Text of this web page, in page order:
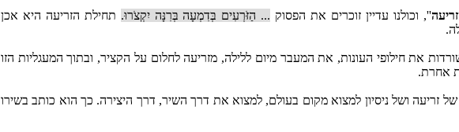
'', וכולנו עדיין זוכרים את הפסוק ... הַזֹּרְעִים בְּדִמְעָה בְּרִנָּה יִקְצֹרוּ. תחילת הזריעה היא אכן
את חילופי העונות, את המעבר מיום ללילה, מזריעה לחלום על הקציר, ובתוך המעגליות הזו
אחרת.
של זריעה ושל ניסיון למצוא מקום בעולם, למצוא את דרך השיר, דרך היצירה. כך הוא כותב בשירו